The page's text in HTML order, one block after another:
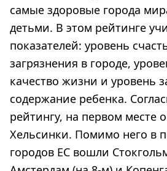
самые здоровые города
детьми. В этом рейтинге
показателей: уровень
загрязнения в городе,
качество жизни и уровень
содержание ребенка.
рейтингу, на первом месте
Хельсинки. Помимо него в
городов ЕС вошли